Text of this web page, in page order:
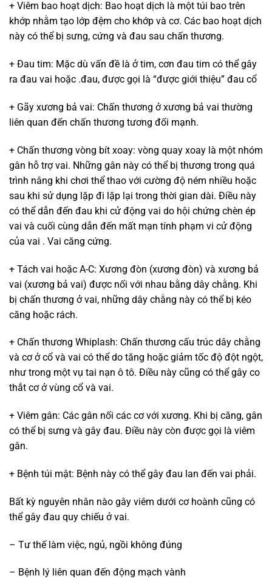
+ Viêm bao hoạt dịch: Bao hoạt dịch là một túi bao trên
khớp nhằm tạo lớp đệm cho khớp và cơ. Các bao hoạt dịch
này có thể bị sưng, cứng và đau sau chấn thương.
+ Đau tim: Mặc dù vấn đề là ở tim, cơn đau tim có thể gây
ra đau vai hoặc .đau, được gọi là “được giới thiệu” đau cổ
+ Gãy xương bả vai: Chấn thương ở xương bả vai thường
liên quan đến chấn thương tương đối mạnh.
+ Chấn thương vòng bít xoay: vòng quay xoay là một nhóm
gân hỗ trợ vai. Những gân này có thể bị thương trong quá
trình nâng khi chơi thể thao với cường độ ném nhiều hoặc
sau khi sử dụng lặp đi lặp lại trong thời gian dài. Điều này
có thể dẫn đến đau khi cử động vai do hội chứng chèn ép
vai và cuối cùng dẫn đến mất mạn tính phạm vi cử động
của vai . Vai căng cứng.
+ Tách vai hoặc A-C: Xương đòn (xương đòn) và xương bả
vai (xương bả vai) được nối với nhau bằng dây chằng. Khi
bị chấn thương ở vai, những dây chằng này có thể bị kéo
căng hoặc rách.
+ Chấn thương Whiplash: Chấn thương cấu trúc dây chằng
và cơ ở cổ và vai có thể do tăng hoặc giảm tốc độ đột ngột,
như trong một vụ tai nạn ô tô. Điều này cũng có thể gây co
thắt cơ ở vùng cổ và vai.
+ Viêm gân: Các gân nối các cơ với xương. Khi bị căng, gân
có thể bị sưng và gây đau. Điều này còn được gọi là viêm
gân.
+ Bệnh túi mật: Bệnh này có thể gây đau lan đến vai phải.
Bất kỳ nguyên nhân nào gây viêm dưới cơ hoành cũng có
thể gây đau quy chiếu ở vai.
– Tư thế làm việc, ngủ, ngồi không đúng
– Bệnh lý liên quan đến động mạch vành